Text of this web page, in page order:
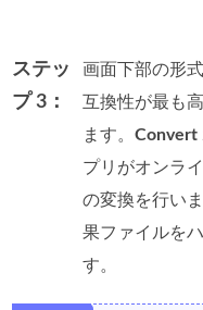
ステッ
プ 3：
画面下部の形
互換性が最も
ます。Convert
プリがオンラ
の変換を行い
果ファイルを
す。